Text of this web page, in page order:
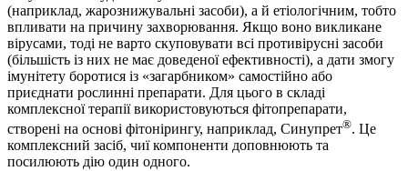
(наприклад, жарознижувальні засоби), а й етіологічним, тобто
впливати на причину захворювання. Якщо воно викликане
вірусами, тоді не варто скуповувати всі противірусні засоби
(більшість із них не має доведеної ефективності), а дати змогу
імунітету боротися із «загарбником» самостійно або
приєднати рослинні препарати. Для цього в складі
комплексної терапії використовуються фітопрепарати,
створені на основі фітонірингу, наприклад, Синупрет®. Це
комплексний засіб, чиї компоненти доповнюють та
посилюють дію один одного.